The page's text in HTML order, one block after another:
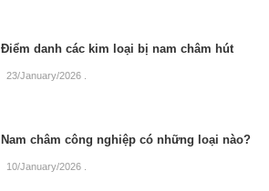
Điểm danh các kim loại bị nam châm hút
23/January/2026
Nam châm công nghiệp có những loại nào?
10/January/2026